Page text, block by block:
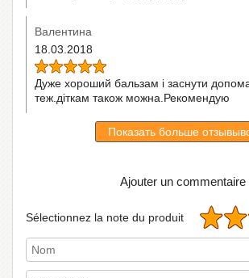
Валентина
18.03.2018
Дуже хороший бальзам і заснути
теж.діткам також можна.Рекомендую
Показать больше
Ajouter un commentaire
Sélectionnez la note du produit